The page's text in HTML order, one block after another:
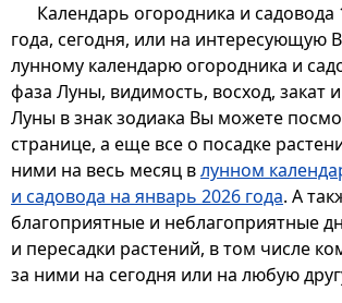
Календарь огородника и садовода
года, сегодня, или на интересующую
лунному календарю огородника и
фаза Луны, видимость, восход, закат
Луны в знак зодиака Вы можете
странице, а еще все о посадке
ними на весь месяц влунном
и садовода на январь 2026 года. А
благоприятные и неблагоприятные
и пересадки растений, в том числе
за ними на сегодня или на любую